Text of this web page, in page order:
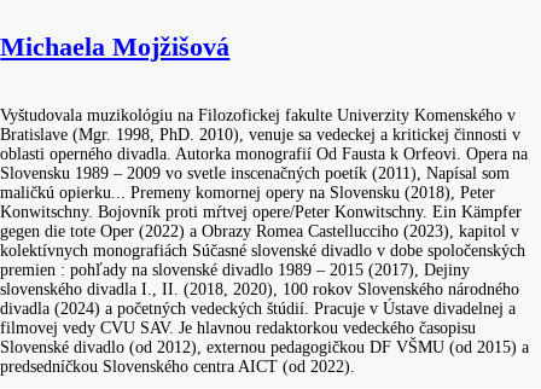
Michaela Mojžišová
Vyštudovala muzikológiu na Filozofickej fakulte Univerzity Komenského v
Bratislave (Mgr. 1998, PhD. 2010), venuje sa vedeckej a kritickej činnosti v
oblasti operného divadla. Autorka monografií Od Fausta k Orfeovi. Opera na
Slovensku 1989 – 2009 vo svetle inscenačných poetík (2011), Napísal som
maličkú opierku... Premeny komornej opery na Slovensku (2018), Peter
Konwitschny. Bojovník proti mŕtvej opere/Peter Konwitschny. Ein Kämpfer
gegen die tote Oper (2022) a Obrazy Romea Castellucciho (2023), kapitol v
kolektívnych monografiách Súčasné slovenské divadlo v dobe spoločenských
premien : pohľady na slovenské divadlo 1989 – 2015 (2017), Dejiny
slovenského divadla I., II. (2018, 2020), 100 rokov Slovenského národného
divadla (2024) a početných vedeckých štúdií. Pracuje v Ústave divadelnej a
filmovej vedy CVU SAV. Je hlavnou redaktorkou vedeckého časopisu
Slovenské divadlo (od 2012), externou pedagogičkou DF VŠMU (od 2015) a
predsedníčkou Slovenského centra AICT (od 2022).